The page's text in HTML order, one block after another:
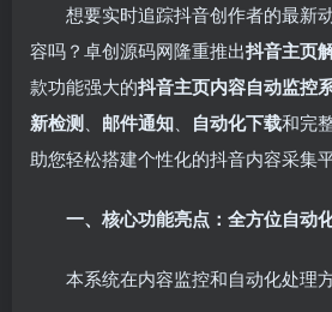
想要实时追踪抖音创作者的最新
容吗？卓创源码网隆重推出抖音主页
款功能强大的抖音主页内容自动监控
新检测
邮件通知 自动化下载和完
助您轻松搭建个性化的抖音内容采集平
一、核心功能亮点：全方位自动
本系统在内容监控和自动化处理